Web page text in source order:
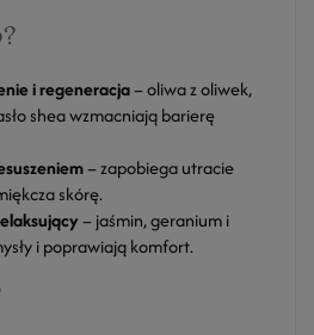
i regeneracja– oliwa z oliwek,
shea wzmacniają barierę
– zapobiega utracie
skórę.
– jaśmin, geranium i
i poprawiają komfort.